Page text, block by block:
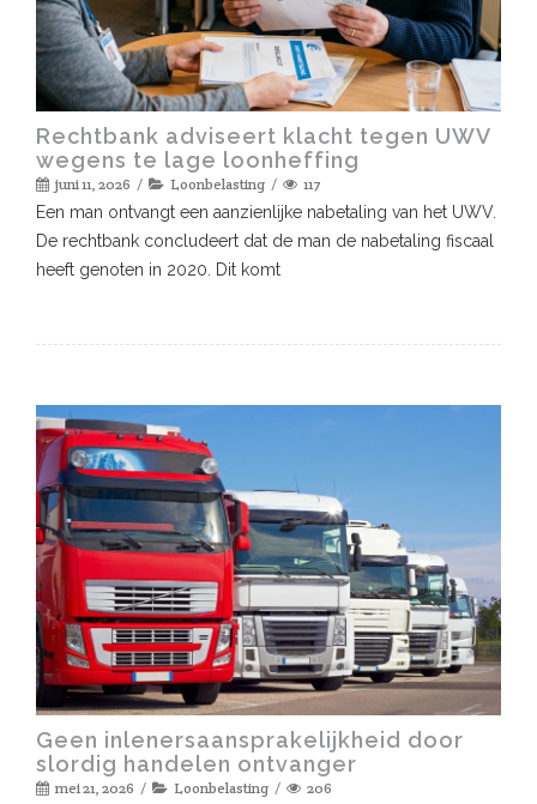
Rechtbank adviseert klacht tegen UWV
wegens te lage loonheffing
juni 11, 2026 Loonbelasting 117
Een man ontvangt een aanzienlijke nabetaling van het UWV.
De rechtbank concludeert dat de man de nabetaling fiscaal
heeft genoten in 2020. Dit komt
Geen inlenersaansprakelijkheid door
slordig handelen ontvanger
mei 21, 2026 Loonbelasting 206